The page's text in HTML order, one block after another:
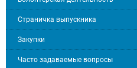
Страничка выпускника
Закупки
Часто задаваемые вопросы